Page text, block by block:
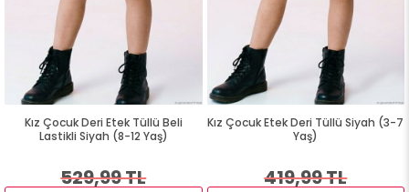
Kız Çocuk Deri Etek Tüllü Beli
Lastikli Siyah (8-12 Yaş)
529,99 TL
Kız Çocuk Etek Deri Tüllü Siyah (3-7
Yaş)
419,99 TL